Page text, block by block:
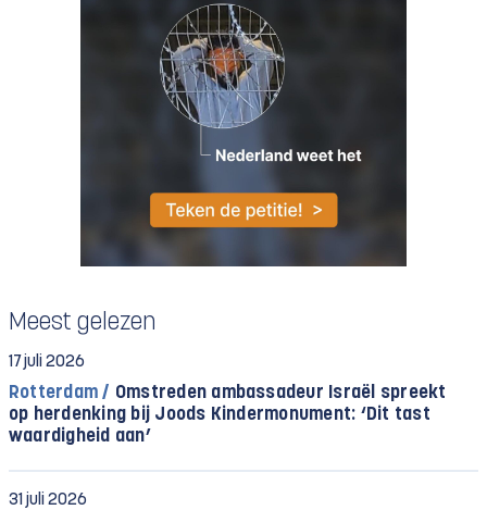
Meest gelezen
17 juli 2026
Rotterdam / Omstreden ambassadeur Israël spreekt
op herdenking bij Joods Kindermonument: ‘Dit tast
waardigheid aan’
31 juli 2026